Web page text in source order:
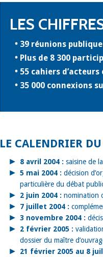
LES
39 réunions
Plus de 8 300
55 cahiers
35 000 connexions
LE CALENDRIER DU
8 avril 2004 : saisine de
5 mai 2004 : décision
particulière du débat
2 juin 2004 : nomination
7 juillet 2004 :
3 novembre 2004 :
2 février 2005 :
dossier du maître
21 février 2005 au 8